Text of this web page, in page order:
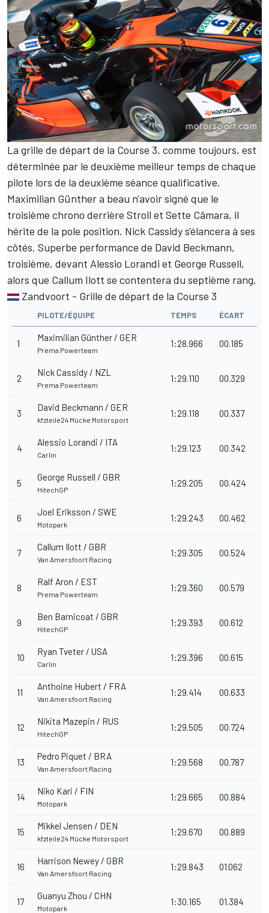
La grille de départ de la Course 3, comme toujours, est
déterminée par le deuxième meilleur temps de chaque
pilote lors de la deuxième séance qualificative.
Maximilian Günther a beau n'avoir signé que le
troisième chrono derrière Stroll et Sette Câmara, il
hérite de la pole position. Nick Cassidy s'élancera à ses
côtés. Superbe performance de David Beckmann,
troisième, devant Alessio Lorandi et George Russell,
alors que Callum Ilott se contentera du septième rang.
Zandvoort - Grille de départ de la Course 3
PILOTE/ÉQUIPE TEMPS ÉCART
1
Maximilian Günther / GER
Prema Powerteam
1:28.966 00.185
2
Nick Cassidy / NZL
Prema Powerteam
1:29.110 00.329
3
David Beckmann / GER
kfzteile24 Mücke Motorsport
1:29.118 00.337
4
Alessio Lorandi / ITA
Carlin
1:29.123 00.342
5
George Russell / GBR
HitechGP
1:29.205 00.424
6
Joel Eriksson / SWE
Motopark
1:29.243 00.462
7
Callum Ilott / GBR
Van Amersfoort Racing
1:29.305 00.524
8
Ralf Aron / EST
Prema Powerteam
1:29.360 00.579
9
Ben Barnicoat / GBR
HitechGP
1:29.393 00.612
10
Ryan Tveter / USA
Carlin
1:29.396 00.615
11
Anthoine Hubert / FRA
Van Amersfoort Racing
1:29.414 00.633
12
Nikita Mazepin / RUS
HitechGP
1:29.505 00.724
13
Pedro Piquet / BRA
Van Amersfoort Racing
1:29.568 00.787
14
Niko Kari / FIN
Motopark
1:29.665 00.884
15
Mikkel Jensen / DEN
kfzteile24 Mücke Motorsport
1:29.670 00.889
16
Harrison Newey / GBR
Van Amersfoort Racing
1:29.843 01.062
17
Guanyu Zhou / CHN
Motopark
1:30.165 01.384